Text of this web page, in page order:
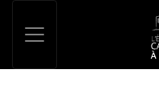
Panneau de gestion des